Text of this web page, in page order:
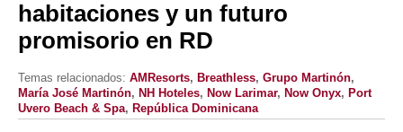
habitaciones y un futuro
promisorio en RD
Temas relacionados: AMResorts, Breathless, Grupo Martinón,
María José Martinón, NH Hoteles, Now Larimar, Now Onyx, Port
Uvero Beach & Spa, República Dominicana